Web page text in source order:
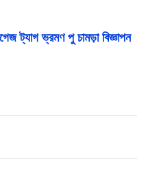
ট্যাগ ভ্রমণ পু চামড়া বিজ্ঞাপন